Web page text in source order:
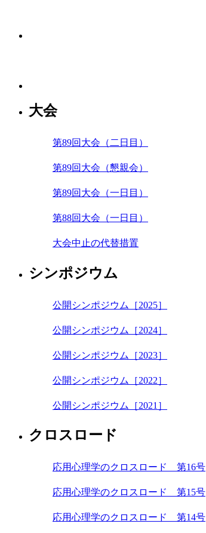
大会
第89回大会（二日目）
第89回大会（懇親会）
第89回大会（一日目）
第88回大会（一日目）
大会中止の代替措置
シンポジウム
公開シンポジウム［2025］
公開シンポジウム［2024］
公開シンポジウム［2023］
公開シンポジウム［2022］
公開シンポジウム［2021］
クロスロード
応用心理学のクロスロード 第16号
応用心理学のクロスロード 第15号
応用心理学のクロスロード 第14号